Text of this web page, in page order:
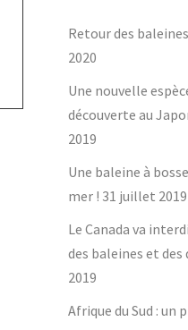
Retour des
2020
Une nouvelle
découverte au
2019
Une baleine à
mer ! 31 juillet 2019
Le Canada va
des baleines et des
2019
Afrique du Sud : un